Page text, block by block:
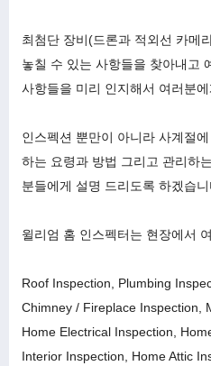
최첨단 장비(드론과 적외선 카메
놓칠 수 있는 사항들을 찾아내고
사항들을 미리 인지해서 여러분
인스펙션 뿐만이 아니라 사계절
하는 요령과 방법 그리고 관리하
분들에게 설명 드리도록 하겠습니
윌리엄 홈 인스펙터는 현장에서
Roof Inspection, Plumbing
Chimney / Fireplace Inspection,
Home Electrical Inspection,
Interior Inspection, Home Attic